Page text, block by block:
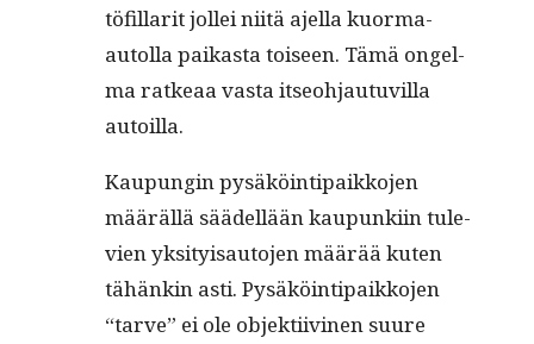
tö­fil­lar­it jollei niitä ajel­la kuor­ma-
autol­la paikas­ta toiseen. Tämä ongel­
ma ratkeaa vas­ta itseo­h­jau­tuvil­la
autoilla.
Kaupun­gin pysäköin­tipaikko­jen
määräl­lä säädel­lään kaupunki­in tule­
vien yksi­ty­isauto­jen määrää kuten
tähänkin asti. Pysäköin­tipaikko­jen
“tarve” ei ole objek­ti­ivi­nen suure